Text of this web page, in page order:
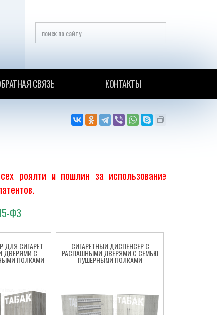
СВЯЗЬ КОНТАКТЫ
роялти и пошлин за использование
ФЗ
ДЛЯ СИГАРЕТ
ДВЕРЯМИ С
ПОЛКАМИ
СИГАРЕТНЫЙ ДИСПЕНСЕР С
РАСПАШНЫМИ ДВЕРЯМИ С СЕМЬЮ
ПУШЕРНЫМИ ПОЛКАМИ